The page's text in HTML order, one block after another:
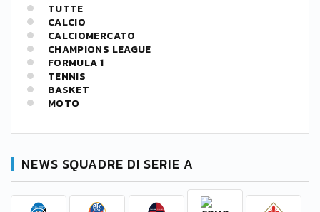
TUTTE
CALCIO
CALCIOMERCATO
CHAMPIONS LEAGUE
FORMULA 1
TENNIS
BASKET
MOTO
NEWS SQUADRE DI SERIE A